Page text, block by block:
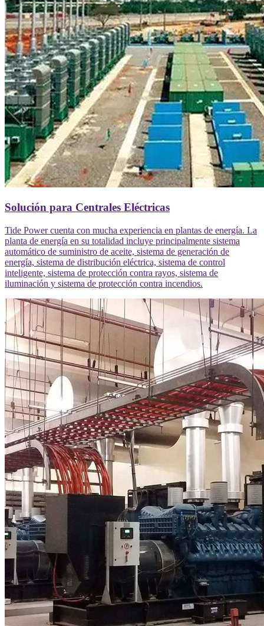
Solución para Centrales Eléctricas
Tide Power cuenta con mucha experiencia en plantas de energía. La
planta de energía en su totalidad incluye principalmente sistema
automático de suministro de aceite, sistema de generación de
energía, sistema de distribución eléctrica, sistema de control
inteligente, sistema de protección contra rayos, sistema de
iluminación y sistema de protección contra incendios.